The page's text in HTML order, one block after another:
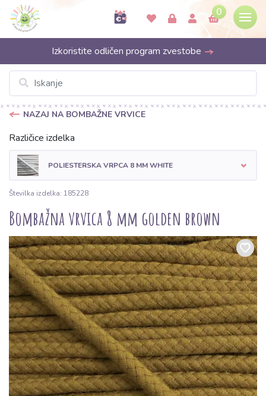
0
Izkoristite odličen program zvestobe
NAZAJ NA BOMBAŽNE VRVICE
Različice izdelka
POLIESTERSKA VRPCA 8 MM WHITE
Številka izdelka: 185228
Bombažna vrvica 8 mm golden brown